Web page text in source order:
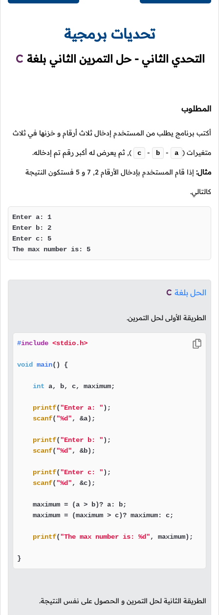
تحديات برمجية
التحدي الثاني - حل التمرين الثاني بلغة C
المطلوب
أكتب برنامج يطلب من المستخدم إدخال ثلاث أرقام و خزنها في ثلاث
متغيرات (
a
-
b
-
c
), ثم يعرض له أكبر رقم تم إدخاله.
مثال: إذا قام المستخدم بإدخال الأرقام 2
,
7 و 5 فستكون النتيجة
كالتالي.
Enter a: 1
Enter b: 2
Enter c: 5
The max number is: 5
الحل بلغة C
الطريقة الأولى لحل التمرين.
#include <stdio.h>
void main() {
int a, b, c, maximum;
printf("Enter a: ");
scanf("%d", &a);
printf("Enter b: ");
scanf("%d", &b);
printf("Enter c: ");
scanf("%d", &c);
    maximum = (a > b)? a: b;
    maximum = (maximum > c)? maximum: c;
printf("The max number is: %d", maximum);
}
الطريقة الثانية لحل التمرين و الحصول على نفس النتيجة.